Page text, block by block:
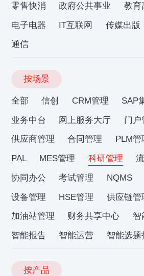
零售快消
政府公共事业
教育
电子电器
IT互联网 传媒出版
通信
按场景
全部 信创 CRM管理 SAP
业务中台
网上服务大厅
门户
供应商管理
合同管理 PLM管
PAL
MES管理 科研管理
协同办公
考试管理 NQMS
设备管理
HSE管理
供应链管
加油站管理
财务共享中心
智
智能报告
智能运营 智能选题
按产品